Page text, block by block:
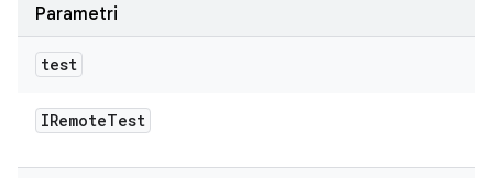
Parametri
test
IRemoteTest